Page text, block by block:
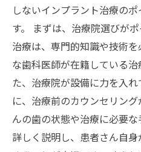
しないインプラント治療の
す。 まずは、治療院選びが
治療は、専門的知識や技術
な歯科医師が在籍している
た、治療院が設備に力を入
に、治療前のカウンセリン
んの歯の状態や治療に必要
詳しく説明し、患者さん自